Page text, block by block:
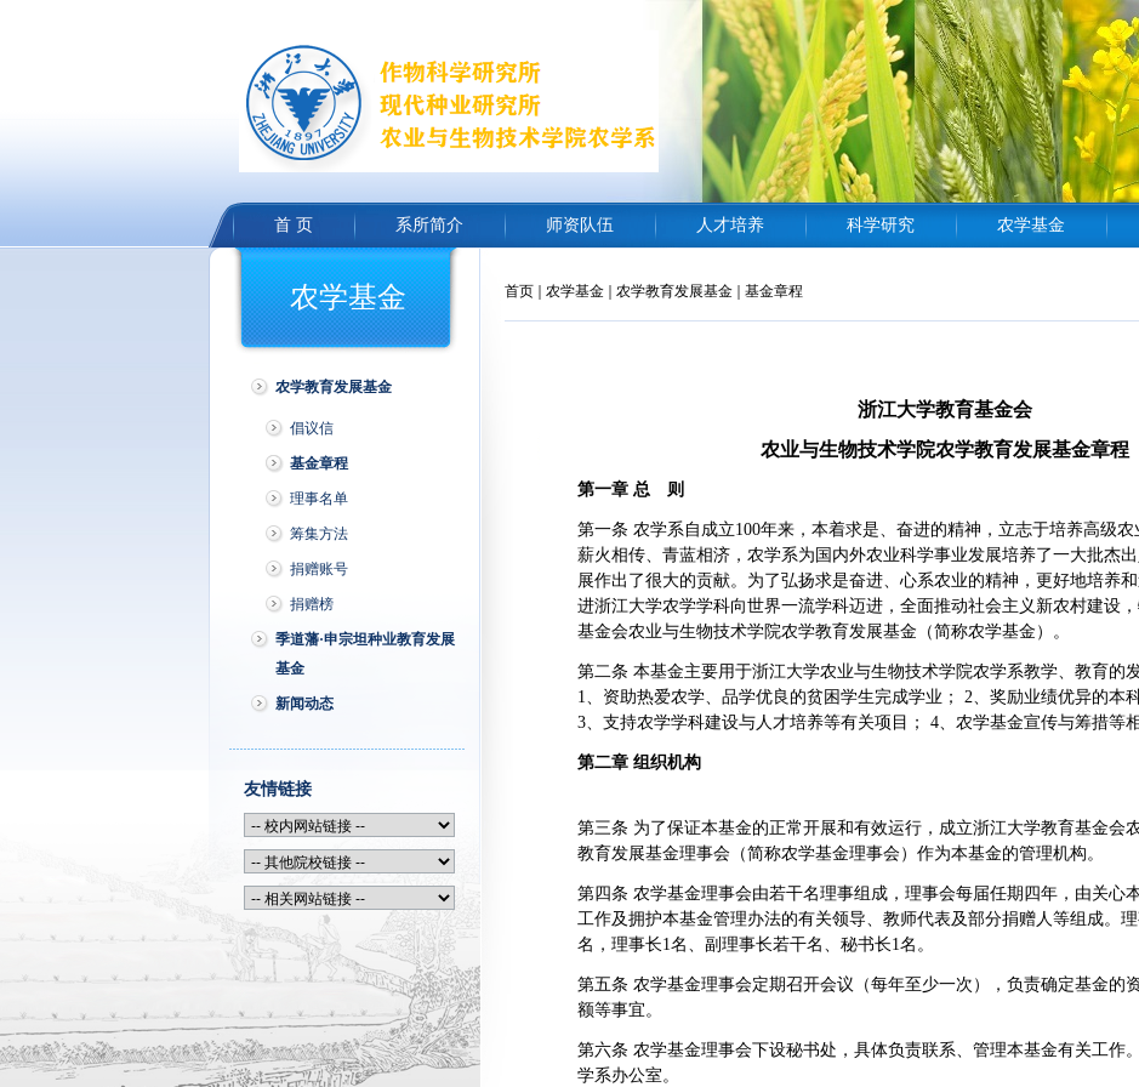
首 页 系所简介 师资队伍 人才培养 科学研究 农学基金
农学基金
农学教育发展基金
倡议信
基金章程
理事名单
筹集方法
捐赠账号
捐赠榜
季道藩·申宗坦种业教育发展
基金
新闻动态
友情链接
首页 农学基金 农学教育发展基金 基金章程
浙江大学教育基金会
农业与生物技术学院农学教育发展基金章程
第一章 总 则
第一条 农学系自成立100年来，本着求是、奋进的精神，立志于培养高级
薪火相传、青蓝相济，农学系为国内外农业科学事业发展培养了一大批杰
展作出了很大的贡献。为了弘扬求是奋进、心系农业的精神，更好地培养
进浙江大学农学学科向世界一流学科迈进，全面推动社会主义新农村建设
基金会农业与生物技术学院农学教育发展基金（简称农学基金）。
第二条 本基金主要用于浙江大学农业与生物技术学院农学系教学、教育的
1、资助热爱农学、品学优良的贫困学生完成学业； 2、奖励业绩优异的本
3、支持农学学科建设与人才培养等有关项目； 4、农学基金宣传与筹措等相
第二章 组织机构
第三条 为了保证本基金的正常开展和有效运行，成立浙江大学教育基金会
教育发展基金理事会（简称农学基金理事会）作为本基金的管理机构。
第四条 农学基金理事会由若干名理事组成，理事会每届任期四年，由关心
工作及拥护本基金管理办法的有关领导、教师代表及部分捐赠人等组成。
名，理事长1名、副理事长若干名、秘书长1名。
第五条 农学基金理事会定期召开会议（每年至少一次），负责确定基金的
额等事宜。
第六条 农学基金理事会下设秘书处，具体负责联系、管理本基金有关工作
学系办公室。